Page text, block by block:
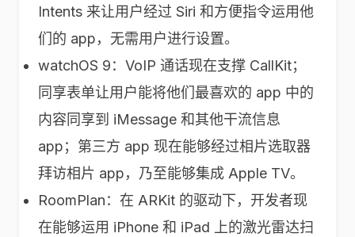
Intents 来让用户经过 Siri 和方便指令运用他
们的 app，无需用户进行设置。
watchOS 9：VoIP 通话现在支撑 CallKit；
同享表单让用户能将他们最喜欢的 app 中的
内容同享到 iMessage 和其他干流信息
app；第三方 app 现在能够经过相片选取器
拜访相片 app，乃至能够集成 Apple TV。
RoomPlan：在 ARKit 的驱动下，开发者现
在能够运用 iPhone 和 iPad 上的激光雷达扫